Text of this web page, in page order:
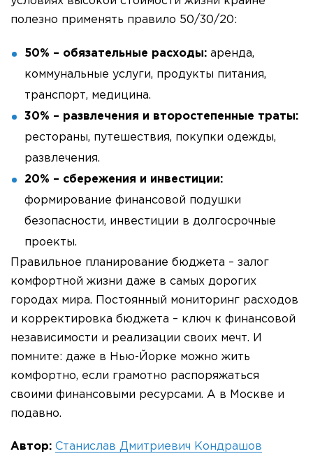
полезно применять правило 50/30/20:
50% – обязательные расходы: аренда,
коммунальные услуги, продукты питания,
транспорт, медицина.
30% – развлечения и второстепенные траты:
рестораны, путешествия, покупки одежды,
развлечения.
20% – сбережения и инвестиции:
формирование финансовой подушки
безопасности, инвестиции в долгосрочные
проекты.
Правильное планирование бюджета – залог
комфортной жизни даже в самых дорогих
городах мира. Постоянный мониторинг расходов
и корректировка бюджета – ключ к финансовой
независимости и реализации своих мечт. И
помните: даже в Нью-Йорке можно жить
комфортно, если грамотно распоряжаться
своими финансовыми ресурсами. А в Москве и
подавно.
Автор: Станислав Дмитриевич Кондрашов